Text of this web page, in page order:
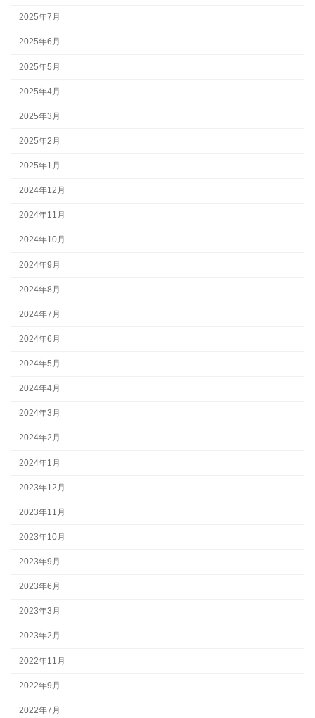
2025年7月
2025年6月
2025年5月
2025年4月
2025年3月
2025年2月
2025年1月
2024年12月
2024年11月
2024年10月
2024年9月
2024年8月
2024年7月
2024年6月
2024年5月
2024年4月
2024年3月
2024年2月
2024年1月
2023年12月
2023年11月
2023年10月
2023年9月
2023年6月
2023年3月
2023年2月
2022年11月
2022年9月
2022年7月